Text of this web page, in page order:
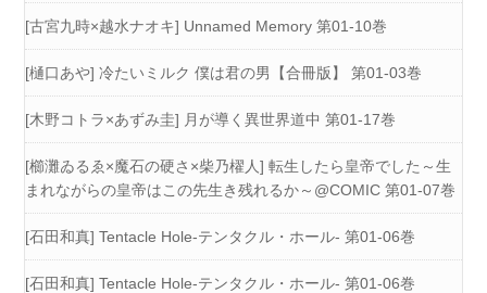
[古宮九時×越水ナオキ] Unnamed Memory 第01-10巻
[樋口あや] 冷たいミルク 僕は君の男【合冊版】 第01-03巻
[木野コトラ×あずみ圭] 月が導く異世界道中 第01-17巻
[櫛灘ゐるゑ×魔石の硬さ×柴乃櫂人] 転生したら皇帝でした～生
まれながらの皇帝はこの先生き残れるか～@COMIC 第01-07巻
[石田和真] Tentacle Hole-テンタクル・ホール- 第01-06巻
[石田和真] Tentacle Hole-テンタクル・ホール- 第01-06巻